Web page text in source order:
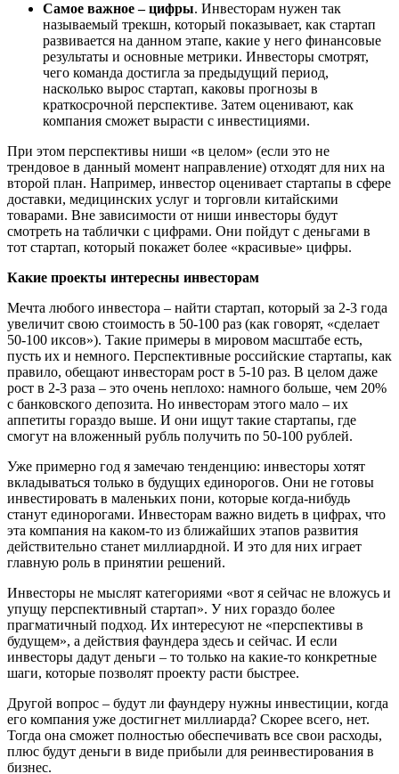
Самое важное – цифры. Инвесторам нужен так
называемый трекшн, который показывает, как стартап
развивается на данном этапе, какие у него финансовые
результаты и основные метрики. Инвесторы смотрят,
чего команда достигла за предыдущий период,
насколько вырос стартап, каковы прогнозы в
краткосрочной перспективе. Затем оценивают, как
компания сможет вырасти с инвестициями.
При этом перспективы ниши «в целом» (если это не
трендовое в данный момент направление) отходят для них на
второй план. Например, инвестор оценивает стартапы в сфере
доставки, медицинских услуг и торговли китайскими
товарами. Вне зависимости от ниши инвесторы будут
смотреть на таблички с цифрами. Они пойдут с деньгами в
тот стартап, который покажет более «красивые» цифры.
Какие проекты интересны инвесторам
Мечта любого инвестора – найти стартап, который за 2-3 года
увеличит свою стоимость в 50-100 раз (как говорят, «сделает
50-100 иксов»). Такие примеры в мировом масштабе есть,
пусть их и немного. Перспективные российские стартапы, как
правило, обещают инвесторам рост в 5-10 раз. В целом даже
рост в 2-3 раза – это очень неплохо: намного больше, чем 20%
с банковского депозита. Но инвесторам этого мало – их
аппетиты гораздо выше. И они ищут такие стартапы, где
смогут на вложенный рубль получить по 50-100 рублей.
Уже примерно год я замечаю тенденцию: инвесторы хотят
вкладываться только в будущих единорогов. Они не готовы
инвестировать в маленьких пони, которые когда-нибудь
станут единорогами. Инвесторам важно видеть в цифрах, что
эта компания на каком-то из ближайших этапов развития
действительно станет миллиардной. И это для них играет
главную роль в принятии решений.
Инвесторы не мыслят категориями «вот я сейчас не вложусь и
упущу перспективный стартап». У них гораздо более
прагматичный подход. Их интересуют не «перспективы в
будущем», а действия фаундера здесь и сейчас. И если
инвесторы дадут деньги – то только на какие-то конкретные
шаги, которые позволят проекту расти быстрее.
Другой вопрос – будут ли фаундеру нужны инвестиции, когда
его компания уже достигнет миллиарда? Скорее всего, нет.
Тогда она сможет полностью обеспечивать все свои расходы,
плюс будут деньги в виде прибыли для реинвестирования в
бизнес.